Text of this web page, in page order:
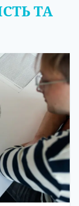
ТА